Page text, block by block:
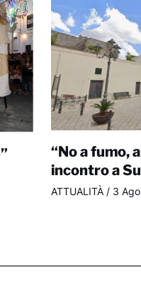
“No a fumo,
incontro a
ATTUALITÀ / 3